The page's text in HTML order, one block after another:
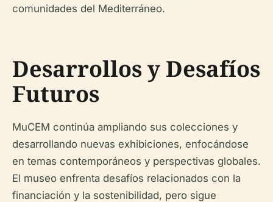
comunidades del Mediterráneo.
Desarrollos y Desafíos
Futuros
MuCEM continúa ampliando sus colecciones y
desarrollando nuevas exhibiciones, enfocándose
en temas contemporáneos y perspectivas globales.
El museo enfrenta desafíos relacionados con la
financiación y la sostenibilidad, pero sigue